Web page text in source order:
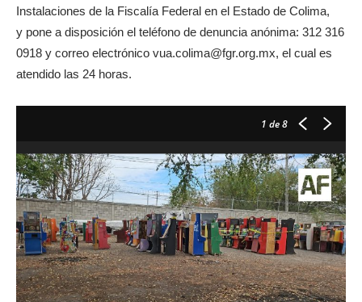
Instalaciones de la Fiscalía Federal en el Estado de Colima,
y pone a disposición el teléfono de denuncia anónima: 312 316
0918 y correo electrónico vua.colima@fgr.org.mx, el cual es
atendido las 24 horas.
1 de 8